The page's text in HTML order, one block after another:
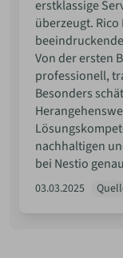
erstklassige
überzeugt.
Von der ersten
professionell,
Besonders
nachhaltigen
bei Nestio
03.03.2025